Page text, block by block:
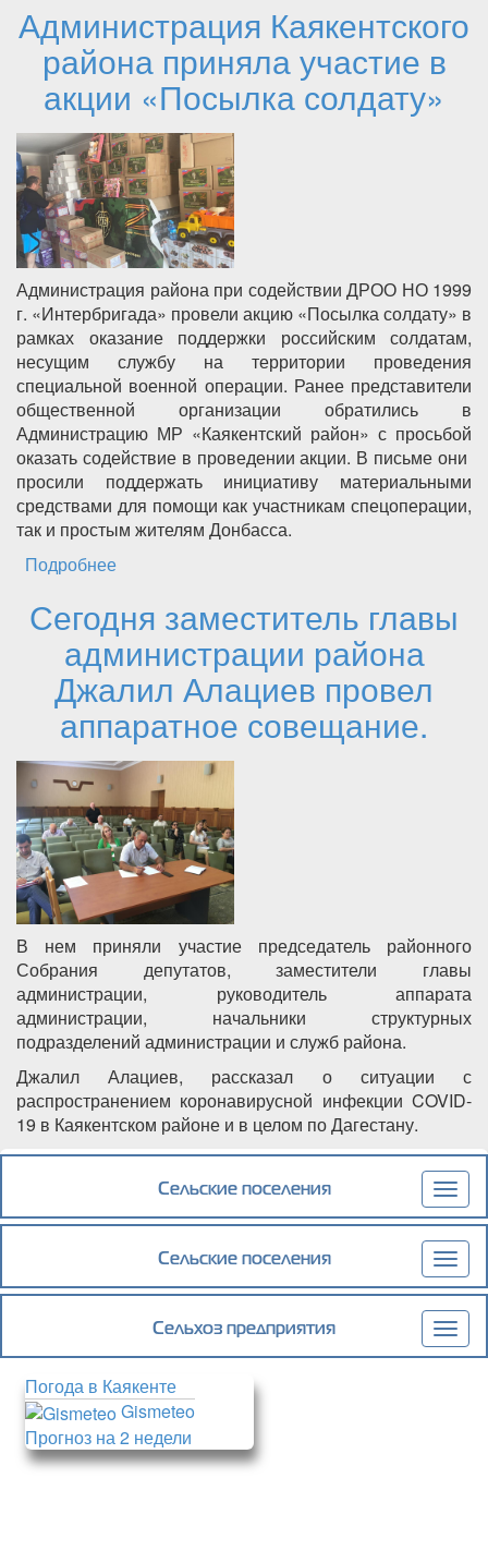
Администрация Каякентского
района приняла участие в
акции «Посылка солдату»
Администрация района при содействии ДРОО НО 1999
г. «Интербригада» провели акцию «Посылка солдату» в
рамках оказание поддержки российским солдатам,
несущим службу на территории проведения
специальной военной операции. Ранее представители
общественной организации обратились в
Администрацию МР «Каякентский район» с просьбой
оказать содействие в проведении акции. В письме они
просили поддержать инициативу материальными
средствами для помощи как участникам спецоперации,
так и простым жителям Донбасса.
Подробнее
Сегодня заместитель главы
администрации района
Джалил Алациев провел
аппаратное совещание.
В нем приняли участие председатель районного
Собрания депутатов, заместители главы
администрации, руководитель аппарата
администрации, начальники структурных
подразделений администрации и служб района.
Джалил Алациев, рассказал о ситуации с
распространением коронавирусной инфекции COVID-
19 в Каякентском районе и в целом по Дагестану.
Подробнеео Сегодня заместитель главы администрации
района Джалил Алациев провел аппаратное
Сельские поселения
Сельские поселения
Сельхоз предприятия
Погода в Каякенте
Gismeteo
Прогноз на 2 недели